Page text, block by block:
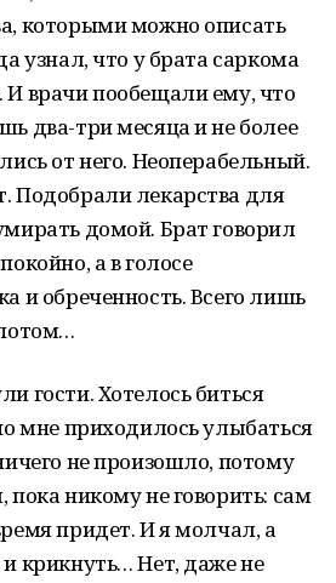
которыми можно описать
узнал, что у брата саркома
И врачи пообещали ему, что
два-три месяца и не более
от него. Неоперабельный.
Подобрали лекарства для
домой. Брат говорил
а в голосе
и обреченность. Всего лишь
гости. Хотелось биться
мне приходилось улыбаться
не произошло, потому
пока никому не говорить: сам
придет. И я молчал, а
и крикнуть… Нет, даже не